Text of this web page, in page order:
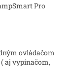
Pro
ovládačom
aj vypínačom,